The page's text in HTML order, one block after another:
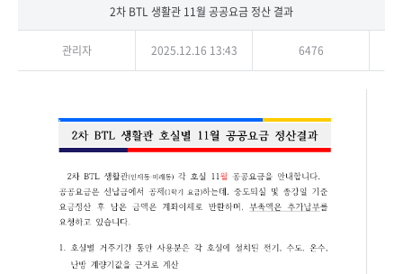
2차 BTL 생활관 11월 공공요금 정산 결과
관리자 2025.12.16 13:43 6476